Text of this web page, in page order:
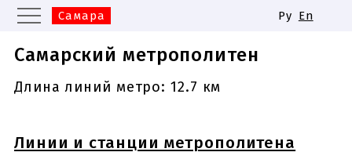
Самара
Екатеринбург
Казань
Нижний Новгород
Одинаковые названия станций
метро
Ру En
Самарский метрополитен
Длина линий метро: 12.7 км
Линии и станции метрополитена